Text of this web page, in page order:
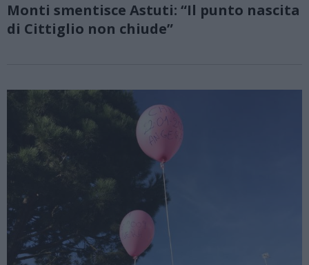
Monti smentisce Astuti: “Il punto nascita
di Cittiglio non chiude”